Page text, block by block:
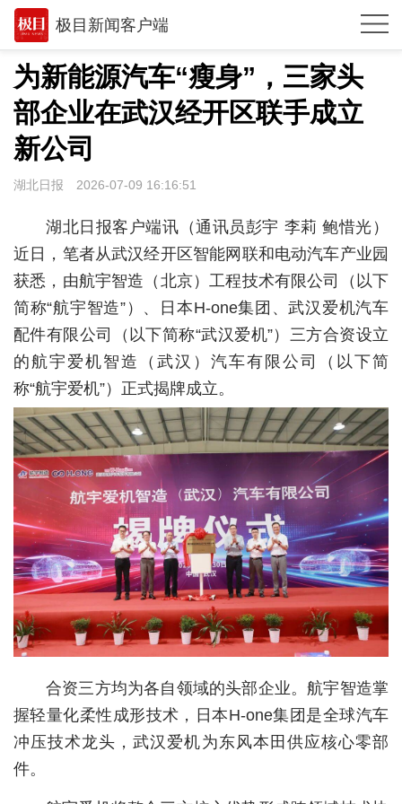
极目新闻客户端
推荐
体育
观点
时政
武汉
世相
环球
专题
极客圈
经济
城建
健康
悠游
相亲
汽车
房产
消费
创意
为新能源汽车“瘦身”，三家头
部企业在武汉经开区联手成立
新公司
湖北日报 2026-07-09 16:16:51
湖北日报客户端讯（通讯员彭宇 李莉 鲍惜光）
近日，笔者从武汉经开区智能网联和电动汽车产业园
获悉，由航宇智造（北京）工程技术有限公司（以下
简称“航宇智造”）、日本H-one集团、武汉爱机汽车
配件有限公司（以下简称“武汉爱机”）三方合资设立
的航宇爱机智造（武汉）汽车有限公司（以下简
称“航宇爱机”）正式揭牌成立。
合资三方均为各自领域的头部企业。航宇智造掌
握轻量化柔性成形技术，日本H-one集团是全球汽车
冲压技术龙头，武汉爱机为东风本田供应核心零部
件。